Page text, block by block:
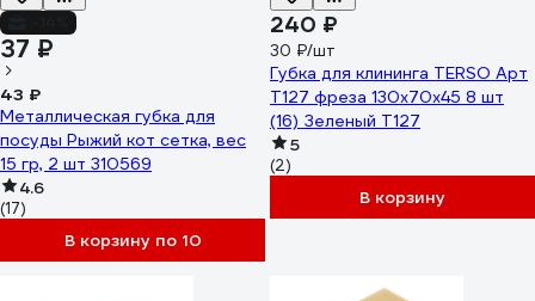
37 ₽
43 ₽
Металлическая губка для
посуды Рыжий кот сетка, вес
15 гр, 2 шт 310569
4.6
(17)
В корзину по 10
240 ₽
30 ₽/шт
Губка для клининга TERSO Арт
Т127 фреза 130x70x45 8 шт
(16) Зеленый T127
5
(2)
В корзину